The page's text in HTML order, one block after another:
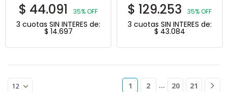
$ 44.091 35% OFF
3 cuotas SIN INTERES de:
$ 14.697
$ 129.253 35% OFF
3 cuotas SIN INTERES de:
$ 43.084
1 2 … 20 21